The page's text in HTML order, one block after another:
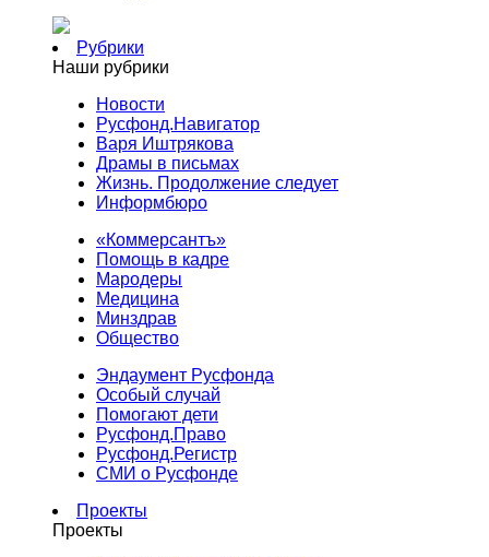
Рубрики
Наши рубрики
Новости
Русфонд.Навигатор
Варя Иштрякова
Драмы в письмах
Жизнь. Продолжение следует
Информбюро
«Коммерсантъ»
Помощь в кадре
Мародеры
Медицина
Минздрав
Общество
Эндаумент Русфонда
Особый случай
Помогают дети
Русфонд.Право
Русфонд.Регистр
СМИ о Русфонде
Проекты
Проекты